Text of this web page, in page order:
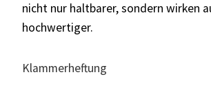
nicht nur haltbarer, sondern wirken
hochwertiger.
Klammerheftung